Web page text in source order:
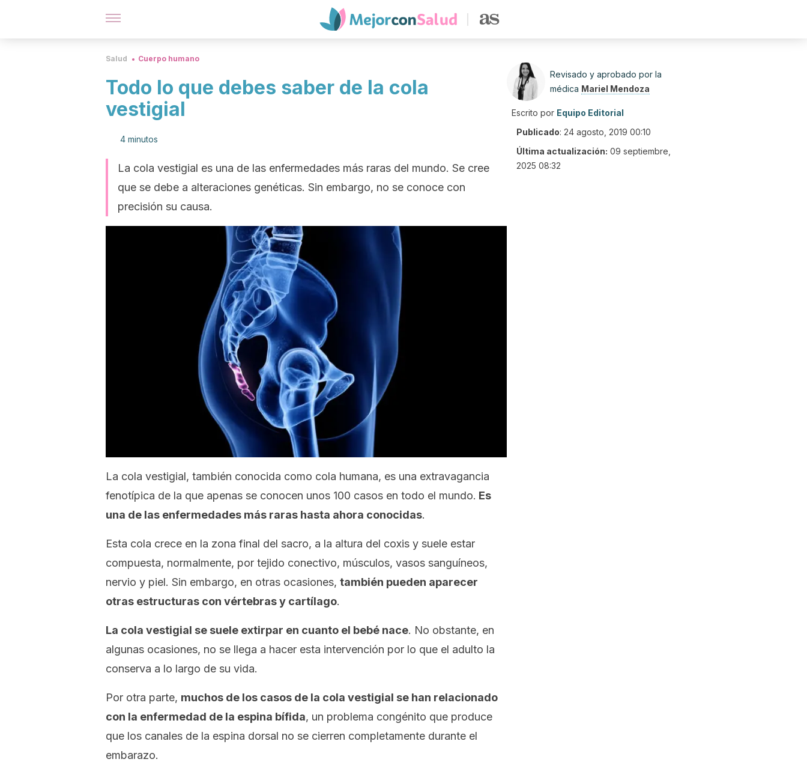
Salud Cuerpo humano
Todo lo que debes saber de la cola
vestigial
4 minutos
La cola vestigial es una de las enfermedades más raras del mundo. Se cree
que se debe a alteraciones genéticas. Sin embargo, no se conoce con
precisión su causa.
La cola vestigial, también conocida como cola humana, es una extravagancia
fenotípica de la que apenas se conocen unos 100 casos en todo el mundo. Es
una de las enfermedades más raras hasta ahora conocidas.
Esta cola crece en la zona final del sacro, a la altura del coxis y suele estar
compuesta, normalmente, por tejido conectivo, músculos, vasos sanguíneos,
nervio y piel. Sin embargo, en otras ocasiones, también pueden aparecer
otras estructuras con vértebras y cartílago.
La cola vestigial se suele extirpar en cuanto el bebé nace. No obstante, en
algunas ocasiones, no se llega a hacer esta intervención por lo que el adulto la
conserva a lo largo de su vida.
Por otra parte, muchos de los casos de la cola vestigial se han relacionado
con la enfermedad de la espina bífida, un problema congénito que produce
que los canales de la espina dorsal no se cierren completamente durante el
embarazo.
Revisado y aprobado por la
médica Mariel Mendoza
Escrito por Equipo Editorial
Publicado: 24 agosto, 2019 00:10
Última actualización: 09 septiembre,
2025 08:32